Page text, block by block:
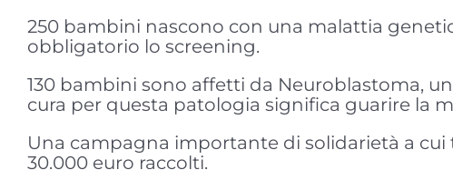
250 bambini nascono con una malattia
obbligatorio lo screening.
130 bambini sono affetti da Neuroblastoma,
cura per questa patologia significa guarire la
Una campagna importante di solidarietà a
30.000 euro raccolti.